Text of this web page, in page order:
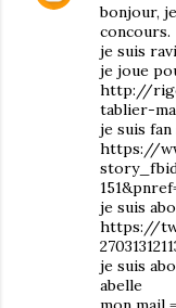
bonjour,
concours.
je suis
je joue
http://
tablier-
je suis
https://
je suis
https://
je suis
abelle